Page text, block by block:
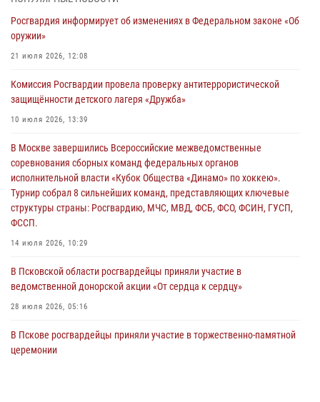
21 единицу оружия изъяли Псковские росгвардейцы за неделю
03 августа 2026, 14:10
безопасности во время празднования Дня ВДВ
улицу Труда
31 июля 2026, 13:53
В Санкт-Петербурге прошел окружной этап ежегодного
Всероссийского конкурса профессионального мастерства среди
сотрудников вневедомственной охраны Росгвардии, Псковские
Росгвардейцы одержали победу
Росгвардия информирует об изменениях в Федеральном законе «Об
оружии»
21 июля 2026, 12:08
Комиссия Росгвардии провела проверку антитеррористической
защищённости детского лагеря «Дружба»
10 июля 2026, 13:39
В Москве завершились Всероссийские межведомственные
соревнования сборных команд федеральных органов
исполнительной власти «Кубок Общества «Динамо» по хоккею».
Турнир собрал 8 сильнейших команд, представляющих ключевые
структуры страны: Росгвардию, МЧС, МВД, ФСБ, ФСО, ФСИН, ГУСП,
ФССП.
14 июля 2026, 10:29
В Псковской области росгвардейцы приняли участие в
ведомственной донорской акции «От сердца к сердцу»
28 июля 2026, 05:16
В Пскове росгвардейцы приняли участие в торжественно-памятной
церемонии